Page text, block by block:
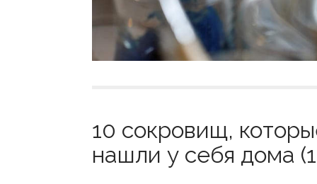
10 сокровищ,
нашли у себя дома